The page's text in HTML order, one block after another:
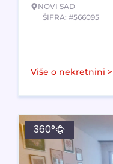
NOVI SAD
ŠIFRA: #566095
Više o nekretnini >
360°